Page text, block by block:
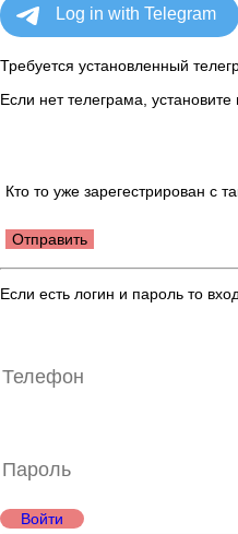
Требуется установленный
Если нет телеграма, установите
Кто то уже зарегестрирован с
Отправить
Если есть логин и пароль то
Войти